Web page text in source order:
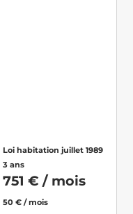
Loi habitation juillet 1989
3 ans
751 € / mois
50 € / mois